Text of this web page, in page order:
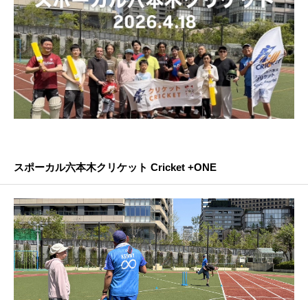
スポーカル六本木クリケット Cricket +ONE